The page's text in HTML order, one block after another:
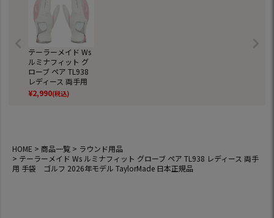
テーラーメイド Ws
ルミナフィット グ
ローブ ペア TL938
レディース 両手用
手袋 ゴルフ 2026
年モデル TaylorMa
¥2,990(税込)
HOME 商品一覧
ラウンド用品
テーラーメイド Ws ルミナフィット グローブ ペア TL938 レディース 両手
用 手袋 ゴルフ 2026年モデル TaylorMade 日本正規品